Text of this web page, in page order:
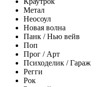
Метал
Неосоул
Новая волна
Панк / Нью вейв
Поп
Прог / Арт
Психоделик / Гараж
Регги
Рок